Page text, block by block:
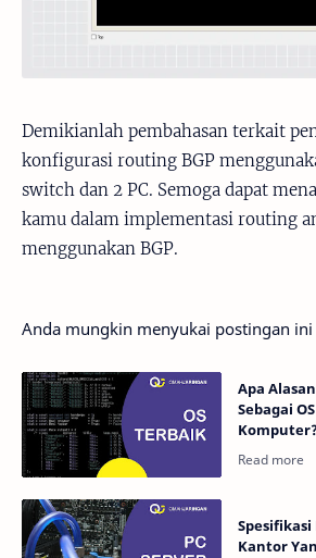
Demikianlah pembahasan terkait
konfigurasi routing BGP
switch dan 2 PC. Semoga dapat
kamu dalam implementasi routing
menggunakan BGP.
Anda mungkin menyukai postingan ini
Apa
Sebagai
Kantor